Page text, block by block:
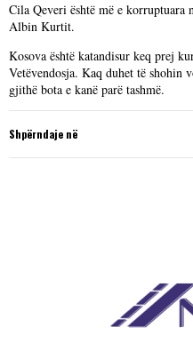
Cila Qeveri është më e korruptuara
Albin Kurtit.
Kosova është katandisur keq prej
Vetëvendosja. Kaq duhet të shohin
gjithë bota e kanë parë tashmë.
Shpërndaje në